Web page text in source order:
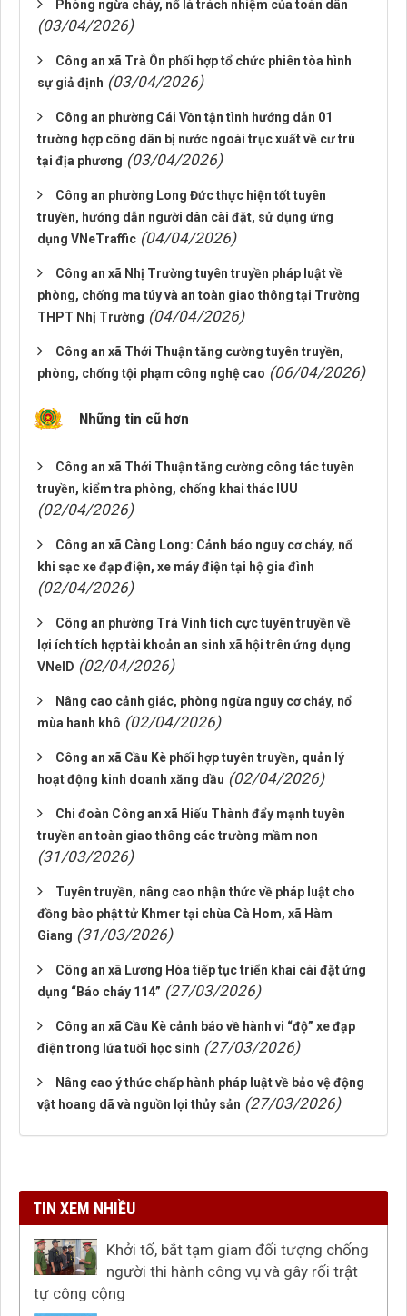
Phòng ngừa cháy, nổ là trách nhiệm của toàn dân
(03/04/2026)
Công an xã Trà Ôn phối hợp tổ chức phiên tòa hình
sự giả định (03/04/2026)
Công an phường Cái Vồn tận tình hướng dẫn 01
trường hợp công dân bị nước ngoài trục xuất về cư trú
tại địa phương (03/04/2026)
Công an phường Long Đức thực hiện tốt tuyên
truyền, hướng dẫn người dân cài đặt, sử dụng ứng
dụng VNeTraffic (04/04/2026)
Công an xã Nhị Trường tuyên truyền pháp luật về
phòng, chống ma túy và an toàn giao thông tại Trường
THPT Nhị Trường (04/04/2026)
Công an xã Thới Thuận tăng cường tuyên truyền,
phòng, chống tội phạm công nghệ cao (06/04/2026)
Những tin cũ hơn
Công an xã Thới Thuận tăng cường công tác tuyên
truyền, kiểm tra phòng, chống khai thác IUU
(02/04/2026)
Công an xã Càng Long: Cảnh báo nguy cơ cháy, nổ
khi sạc xe đạp điện, xe máy điện tại hộ gia đình
(02/04/2026)
Công an phường Trà Vinh tích cực tuyên truyền về
lợi ích tích hợp tài khoản an sinh xã hội trên ứng dụng
VNeID (02/04/2026)
Nâng cao cảnh giác, phòng ngừa nguy cơ cháy, nổ
mùa hanh khô (02/04/2026)
Công an xã Cầu Kè phối hợp tuyên truyền, quản lý
hoạt động kinh doanh xăng dầu (02/04/2026)
Chi đoàn Công an xã Hiếu Thành đẩy mạnh tuyên
truyền an toàn giao thông các trường mầm non
(31/03/2026)
Tuyên truyền, nâng cao nhận thức về pháp luật cho
đồng bào phật tử Khmer tại chùa Cà Hom, xã Hàm
Giang (31/03/2026)
Công an xã Lương Hòa tiếp tục triển khai cài đặt ứng
dụng “Báo cháy 114” (27/03/2026)
Công an xã Cầu Kè cảnh báo về hành vi “độ” xe đạp
điện trong lứa tuổi học sinh (27/03/2026)
Nâng cao ý thức chấp hành pháp luật về bảo vệ động
vật hoang dã và nguồn lợi thủy sản (27/03/2026)
TIN XEM NHIỀU
Khởi tố, bắt tạm giam đối tượng chống
người thi hành công vụ và gây rối trật
tự công cộng